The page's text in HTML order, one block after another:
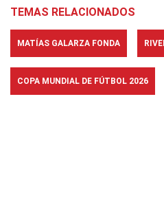
TEMAS RELACIONADOS
MATÍAS GALARZA FONDA
COPA MUNDIAL DE FÚTBOL 2026